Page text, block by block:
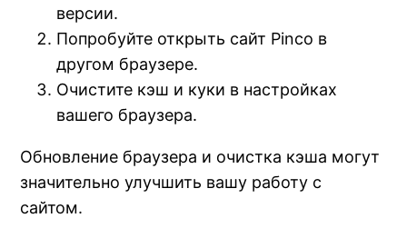
версии.
Попробуйте открыть сайт Pinco в
другом браузере.
Очистите кэш и куки в настройках
вашего браузера.
Обновление браузера и очистка кэша могут
значительно улучшить вашу работу с
сайтом.